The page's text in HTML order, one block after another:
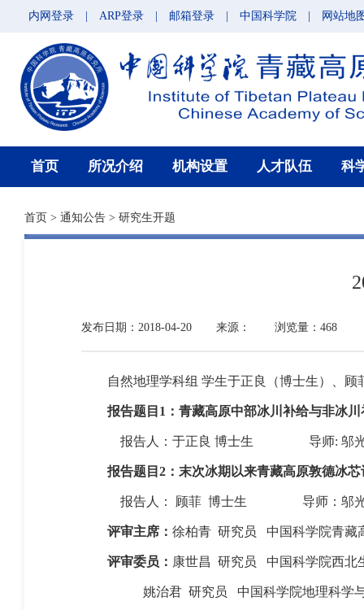
内网登录 ARP登录 邮箱登录 中国科学院 网站地
首页 所况介绍 机构设置 人才队伍 科
首页 > 通知公告 > 研究生开题
发布日期：2018-04-20 来源： 浏览量：468
自然地理学科组 学生于正良（博士生）、顾
报告题目 1 ：青藏高原中部冰川补给与非冰
报告人：于正良 博士生 导师: 邬
报告题目 2 ：末次冰期以来青藏高原敦德冰
报告人： 顾菲 博士生 导师：邬
评审主席： 徐柏青 研究员 中国科学院青藏
评审委员： 康世昌 研究员 中国科学院西北
姚治君 研究员 中国科学院地理科学